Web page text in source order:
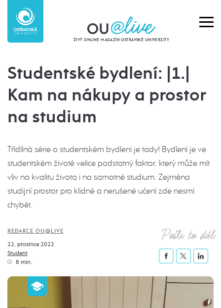
ŽIVÝ ONLINE MAGAZÍN OSTRAVSKÉ UNIVERZITY
Studentské bydlení: |1.|
Kam na nákupy a prostor
na studium
Třídílná série o studentském bydlení je tady! Bydlení je ve
studentském životě velice podstatný faktor, který může mít
vliv na kvalitu života i na samotné studium. Zejména
studijní prostor pro klidné a nerušené učení zde nesmí
chybět.
REDAKCE OU@LIVE
22. prosince 2022
Student
8 min.
Pošli to dál